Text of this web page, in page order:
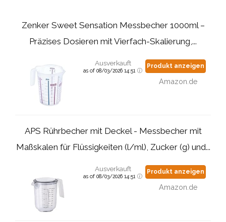
Zenker Sweet Sensation Messbecher 1000ml –
Präzises Dosieren mit Vierfach-Skalierung,...
Ausverkauft
as of 08/03/2026 14:51
Produkt anzeigen
Amazon.de
APS Rührbecher mit Deckel - Messbecher mit
Maßskalen für Flüssigkeiten (l/ml), Zucker (g) und...
Ausverkauft
as of 08/03/2026 14:51
Produkt anzeigen
Amazon.de